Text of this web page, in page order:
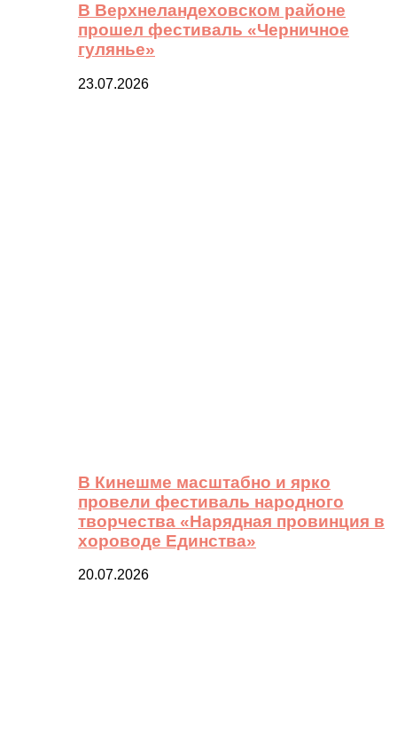
В Верхнеландеховском районе
прошел фестиваль «Черничное
гулянье»
23.07.2026
В Кинешме масштабно и ярко
провели фестиваль народного
творчества «Нарядная провинция в
хороводе Единства»
20.07.2026